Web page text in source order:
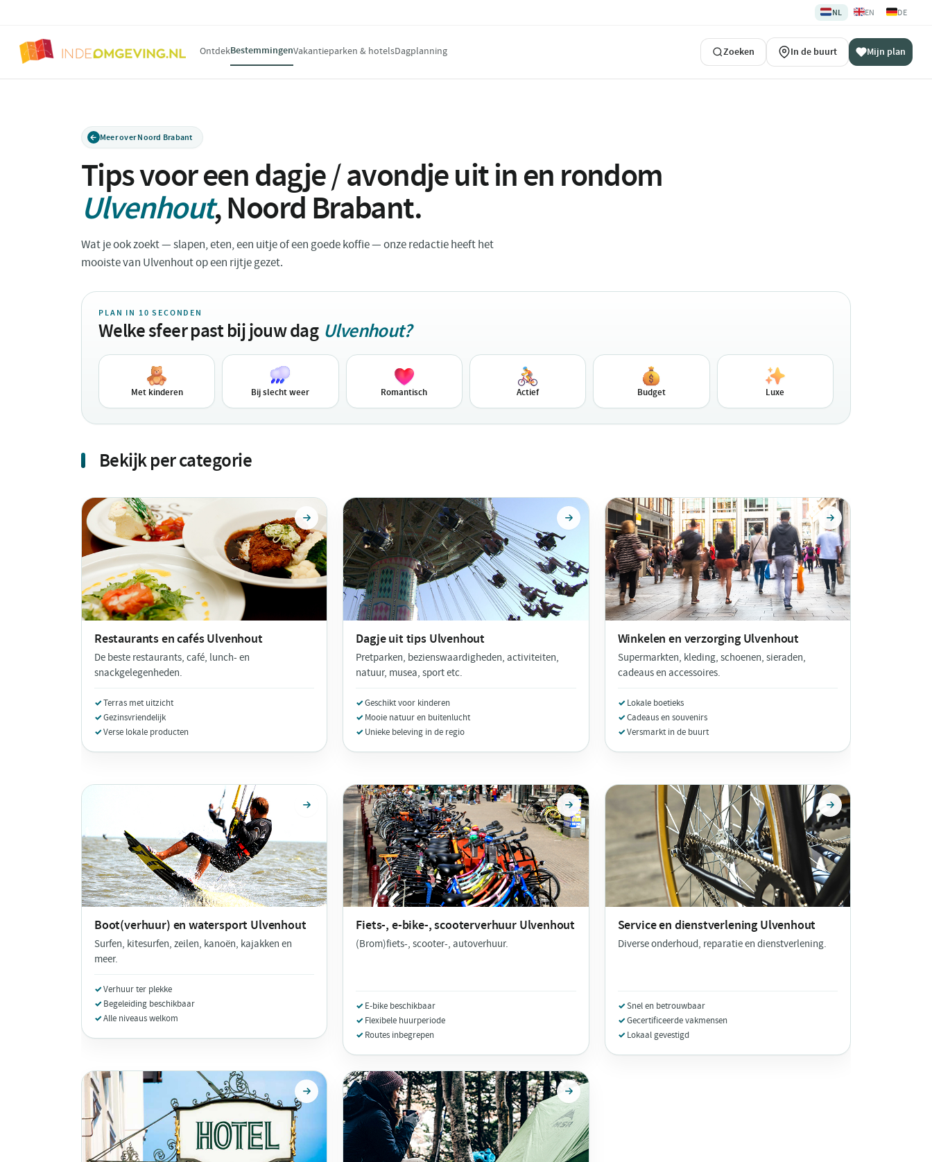
🇳🇱NL 🇬🇧EN 🇩🇪DE
OntdekBestemmingenVakantieparken & hotelsDagplanning Zoeken In de buurt Mijn plan
Meer over Noord Brabant
Tips voor een dagje / avondje uit in en rondom
Ulvenhout,Noord Brabant.
Wat je ook zoekt — slapen, eten, een uitje of een goede koffie — onze redactie heeft het
mooiste van Ulvenhout op een rijtje gezet.
PLAN IN 10 SECONDEN
Welke sfeer past bij jouw dag Ulvenhout?
Met kinderen Bij slecht weer Romantisch Actief Budget Luxe
Bekijk per categorie
Restaurants en cafésUlvenhout
De beste restaurants, café, lunch- en
snackgelegenheden.
Terras met uitzicht
Gezinsvriendelijk
Verse lokale producten
Dagje uit tips Ulvenhout
Pretparken, bezienswaardigheden, activiteiten,
natuur, musea, sport etc.
Geschikt voor kinderen
Mooie natuur en buitenlucht
Unieke beleving in de regio
Winkelen en verzorging Ulvenhout
Supermarkten, kleding, schoenen, sieraden,
cadeaus en accessoires.
Lokale boetieks
Cadeaus en souvenirs
Versmarkt in de buurt
Boot(verhuur) en watersport Ulvenhout
Surfen, kitesurfen, zeilen, kanoën, kajakken en
meer.
Verhuur ter plekke
Begeleiding beschikbaar
Alle niveaus welkom
Fiets-, e-bike-, scooterverhuur Ulvenhout
(Brom)fiets-, scooter-, autoverhuur.
E-bike beschikbaar
Flexibele huurperiode
Routes inbegrepen
Service en dienstverlening Ulvenhout
Diverse onderhoud, reparatie en dienstverlening.
Snel en betrouwbaar
Gecertificeerde vakmensen
Lokaal gevestigd